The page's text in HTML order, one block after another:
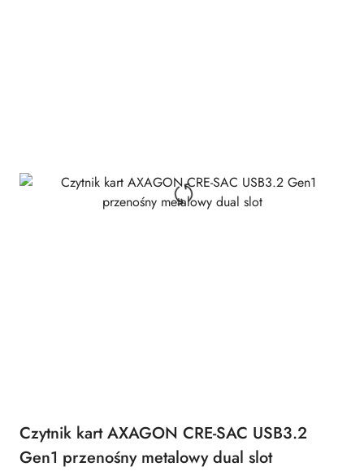
Czytnik kart AXAGON CRE-SAC USB3.2
Gen1 przenośny metalowy dual slot